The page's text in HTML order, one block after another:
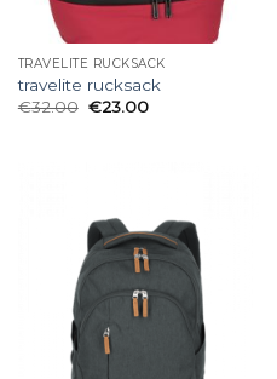
TRAVELITE RUCKSACK
travelite rucksack
€32.00 €23.00